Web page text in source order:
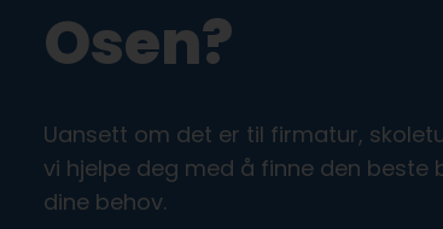
Osen?
Uansett om det er til firmatur,
vi hjelpe deg med å finne den beste
dine behov.